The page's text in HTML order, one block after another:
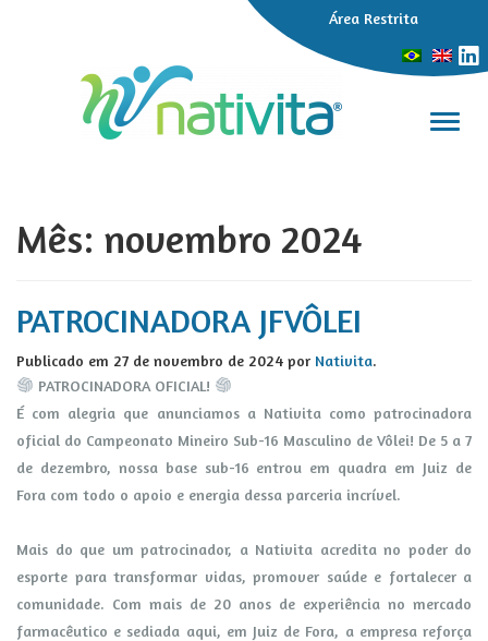
Área Restrita
Mês: novembro 2024
PATROCINADORA JFVÔLEI
Publicado em 27 de novembro de 2024 por Nativita.
PATROCINADORA OFICIAL!
É com alegria que anunciamos a Nativita como patrocinadora
oficial do Campeonato Mineiro Sub-16 Masculino de Vôlei! De 5 a 7
de dezembro, nossa base sub-16 entrou em quadra em Juiz de
Fora com todo o apoio e energia dessa parceria incrível.
Mais do que um patrocinador, a Nativita acredita no poder do
esporte para transformar vidas, promover saúde e fortalecer a
comunidade. Com mais de 20 anos de experiência no mercado
farmacêutico e sediada aqui, em Juiz de Fora, a empresa reforça